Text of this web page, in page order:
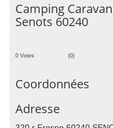
Camping
Senots 60240
0 Votes (0)
Coordonnées
Adresse